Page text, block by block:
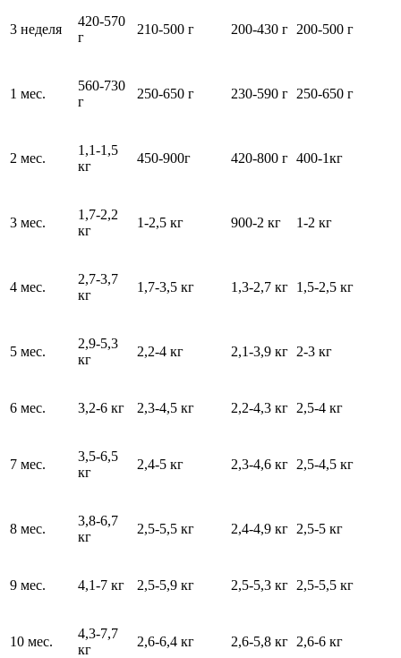
3 неделя
420-570
г
210-500 г 200-430 г 200-500 г
1 мес.
560-730
г
250-650 г 230-590 г 250-650 г
2 мес.
1,1-1,5
кг
450-900г 420-800 г 400-1кг
3 мес.
1,7-2,2
кг
1-2,5 кг 900-2 кг 1-2 кг
4 мес.
2,7-3,7
кг
1,7-3,5 кг 1,3-2,7 кг 1,5-2,5 кг
5 мес.
2,9-5,3
кг
2,2-4 кг 2,1-3,9 кг 2-3 кг
6 мес. 3,2-6 кг 2,3-4,5 кг 2,2-4,3 кг 2,5-4 кг
7 мес.
3,5-6,5
кг
2,4-5 кг 2,3-4,6 кг 2,5-4,5 кг
8 мес.
3,8-6,7
кг
2,5-5,5 кг 2,4-4,9 кг 2,5-5 кг
9 мес. 4,1-7 кг 2,5-5,9 кг 2,5-5,3 кг 2,5-5,5 кг
10 мес.
4,3-7,7
кг
2,6-6,4 кг 2,6-5,8 кг 2,6-6 кг